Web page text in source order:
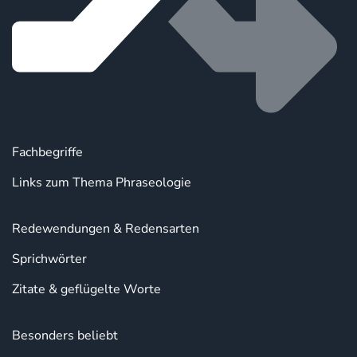
Fachbegriffe
Links zum Thema Phraseologie
Redewendungen & Redensarten
Sprichwörter
Zitate & geflügelte Worte
Besonders beliebt